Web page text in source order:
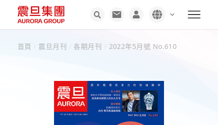
首頁 / 震旦月刊 / 各期月刊 / 2022年5月號 No.610